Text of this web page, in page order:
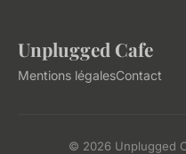
Unplugged Cafe
Mentions légalesContact
© 2026 Unplugged